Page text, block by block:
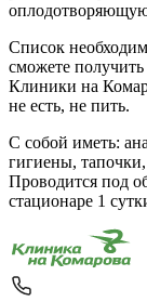
Список
сможете
Клиники на
не есть, не пить.
С собой иметь:
гигиены, тапочки,
Проводится под
стационаре 1